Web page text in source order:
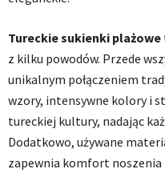
Tureckie sukienki plażowe
z kilku powodów. Przede
unikalnym połączeniem
wzory, intensywne kolory i
tureckiej kultury, nadając
Dodatkowo, używane
zapewnia komfort noszenia